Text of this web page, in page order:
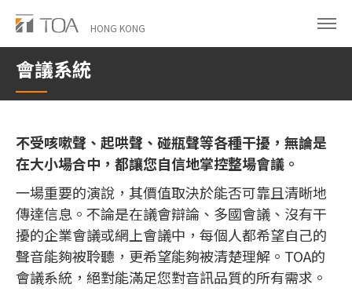
Skip
main
content
HONG KONG
會議系統
不受咳嗽聲、起哄聲、碰瓶聲等各種干擾，無論是
在大小場合中，都讓您自信地掌控整場會議。
一場重要的演說，其價值取決於能否可靠且清晰地
傳達信息。不論是在議會辯論、多國會議、沒有干
擾的企業會議或網上會議中，每個人都希望自己的
聲音能夠被聆聽，更希望能夠被清楚理解。TOA的
會議系統，絕對能滿足您對音訊品質的所有需求。